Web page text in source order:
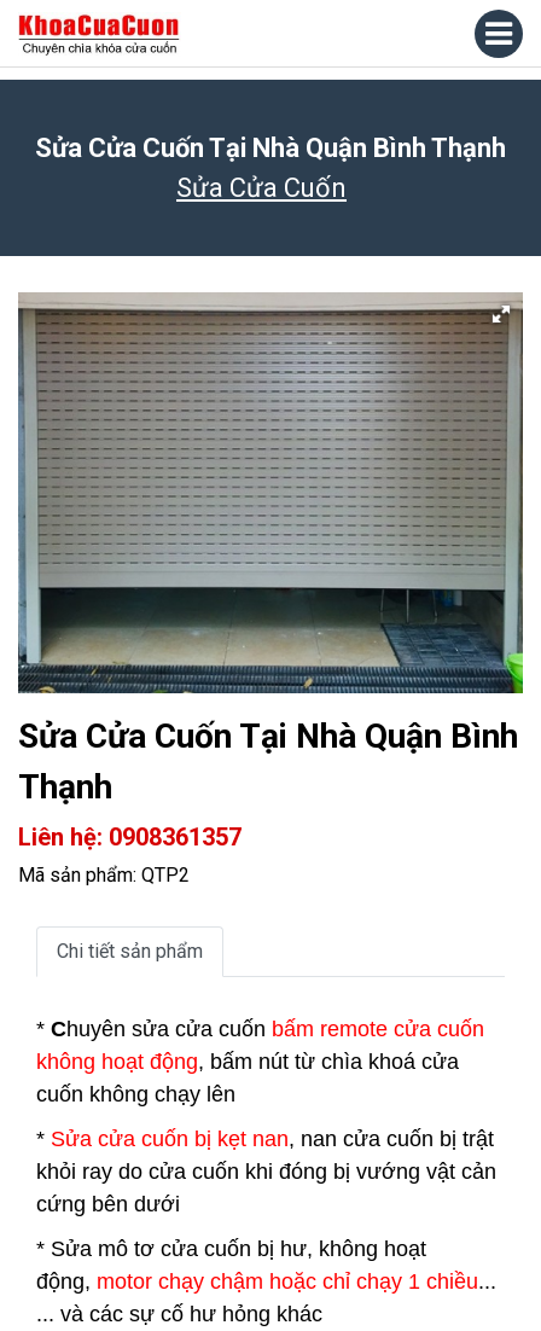
Sửa Cửa Cuốn Tại Nhà Quận Bình Thạnh
Sửa Cửa Cuốn
Sửa Cửa Cuốn Tại Nhà Quận Bình
Thạnh
Liên hệ: 0908361357
Mã sản phẩm: QTP2
Chi tiết sản phẩm
* Chuyên sửa cửa cuốn bấm remote cửa cuốn
không hoạt động, bấm nút từ chìa khoá cửa
cuốn không chạy lên
* Sửa cửa cuốn bị kẹt nan, nan cửa cuốn bị trật
khỏi ray do cửa cuốn khi đóng bị vướng vật cản
cứng bên dưới
* Sửa mô tơ cửa cuốn bị hư, không hoạt
động, motor chạy chậm hoặc chỉ chạy 1 chiều...
... và các sự cố hư hỏng khác